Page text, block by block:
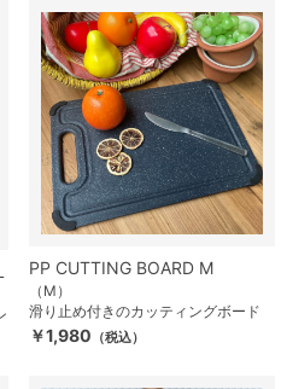
PP CUTTING BOARD M
（M）
滑り止め付きのカッティングボード
￥1,980 （税込）